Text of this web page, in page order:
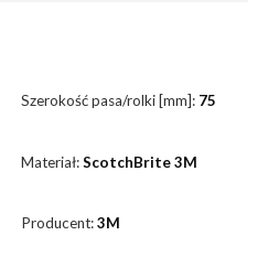
Szerokość pasa/rolki [mm]: 75
Materiał:ScotchBrite 3M
Producent:3M